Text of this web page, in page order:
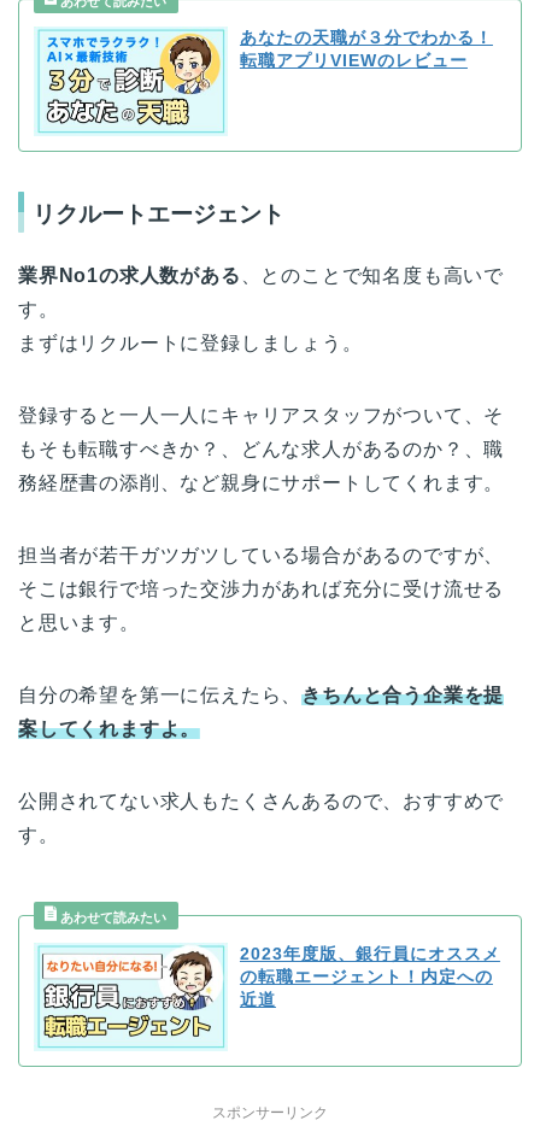
あなたの天職が３分でわかる！
転職アプリVIEWのレビュー
リクルートエージェント
業界No1の求人数がある 、とのことで知名度も高いで
す。
まずはリクルートに登録しましょう。
登録すると一人一人にキャリアスタッフがついて、そ
もそも転職すべきか？、どんな求人があるのか？、職
務経歴書の添削、など親身にサポートしてくれます。
担当者が若干ガツガツしている場合があるのですが、
そこは銀行で培った交渉力があれば充分に受け流せる
と思います。
自分の希望を第一に伝えたら、きちんと合う企業を提
案してくれますよ。
公開されてない求人もたくさんあるので、おすすめで
す。
2023年度版、銀行員にオススメ
の転職エージェント！内定への
近道
スポンサーリンク